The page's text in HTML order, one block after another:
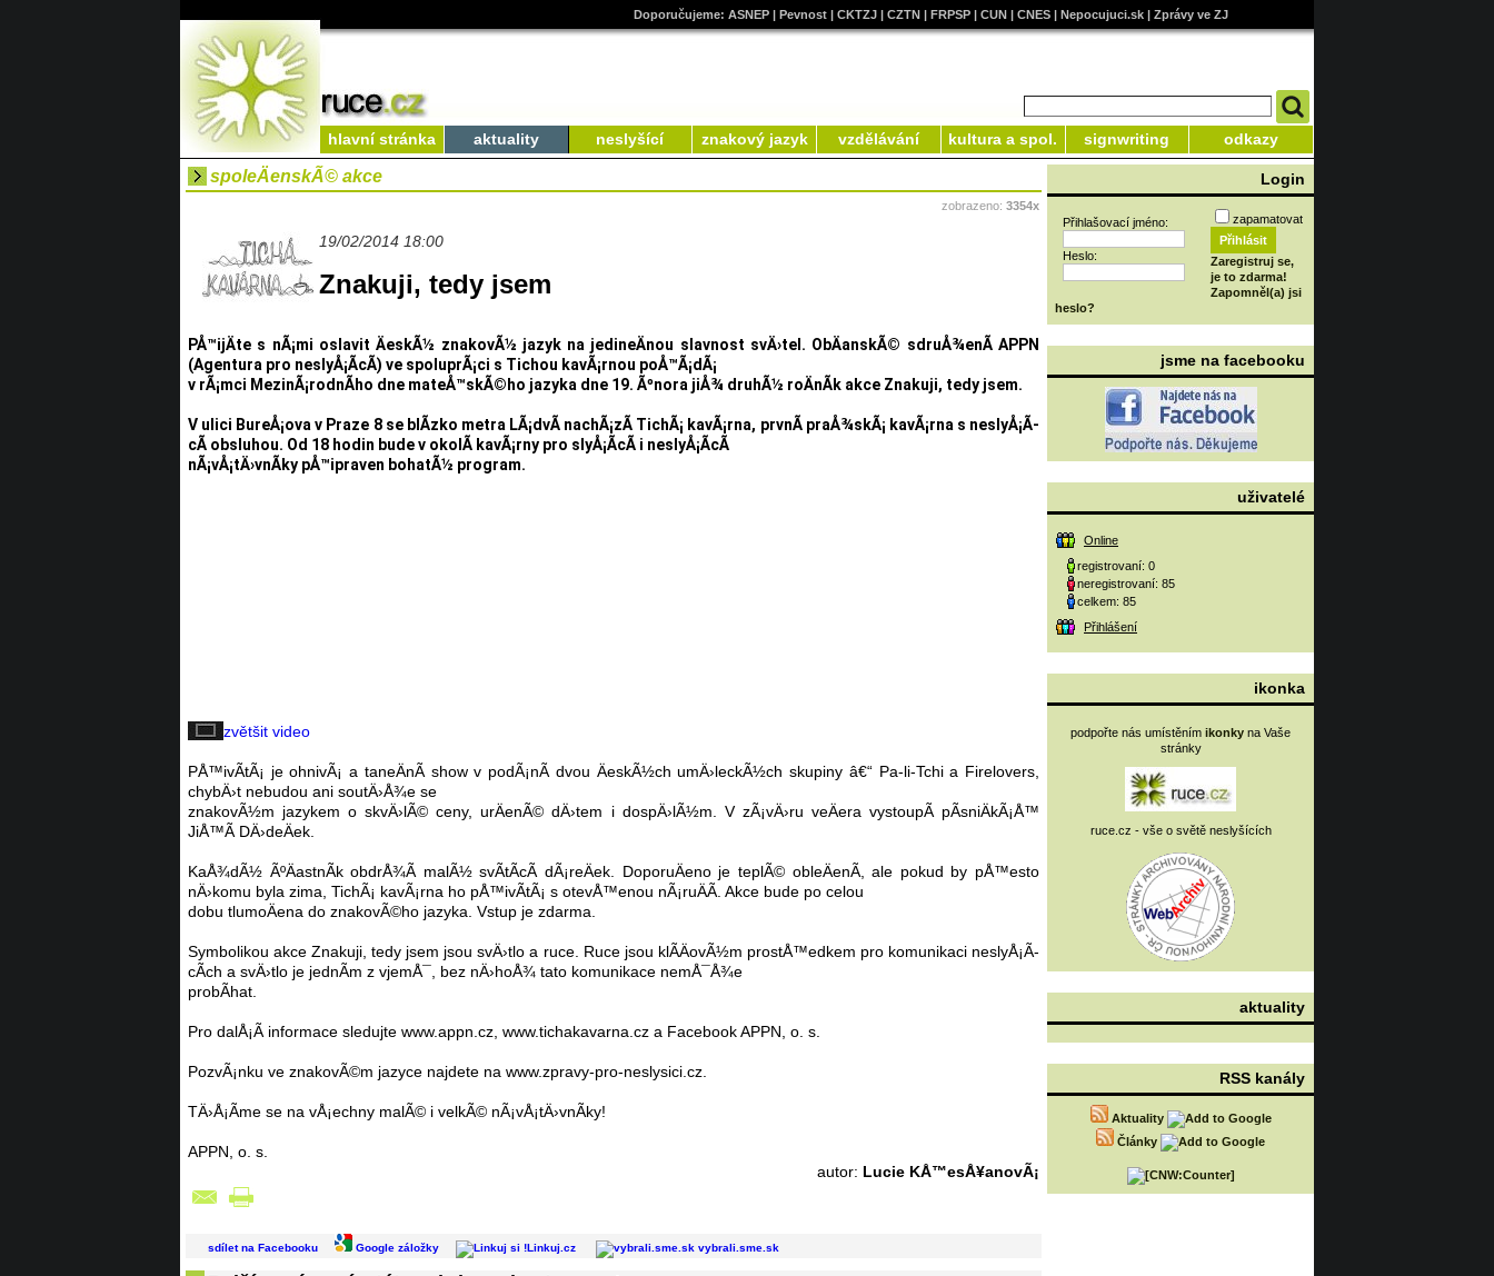
Doporučujeme: ASNEP| Pevnost| CKTZJ| CZTN| FRPSP| CUN| CNES| Nepocujuci.sk| Zprávy ve ZJ
hlavní stránka aktuality neslyšící znakový jazyk vzdělávání kultura a spol. signwriting odkazy
spoleÄenskÃ© akce
zobrazeno: 3354x
19/02/2014 18:00
Znakuji, tedy jsem
PÅ™ijÄte s nÃ¡mi oslavit ÄeskÃ½ znakovÃ½ jazyk na jedineÄnou slavnost svÄ›tel. ObÄanskÃ© sdruÅ¾enÃ­ APPN
(Agentura pro neslyÅ¡Ã­cÃ­) ve spoluprÃ¡ci s Tichou kavÃ¡rnou poÅ™Ã¡dÃ¡
v rÃ¡mci MezinÃ¡rodnÃ­ho dne mateÅ™skÃ©ho jazyka dne 19. Ãºnora jiÅ¾ druhÃ½ roÄnÃ­k akce Znakuji, tedy jsem.
V ulici BureÅ¡ova v Praze 8 se blÃ­zko metra LÃ¡dvÃ­ nachÃ¡zÃ­ TichÃ¡ kavÃ¡rna, prvnÃ­ praÅ¾skÃ¡ kavÃ¡rna s neslyÅ¡Ã­
cÃ­ obsluhou. Od 18 hodin bude v okolÃ­ kavÃ¡rny pro slyÅ¡Ã­cÃ­ i neslyÅ¡Ã­cÃ­
nÃ¡vÅ¡tÄ›vnÃ­ky pÅ™ipraven bohatÃ½ program.
zvětšit video
PÅ™ivÃ­tÃ¡ je ohnivÃ¡ a taneÄnÃ­ show v podÃ¡nÃ­ dvou ÄeskÃ½ch umÄ›leckÃ½ch skupiny â€“ Pa-li-Tchi a Firelovers,
chybÄ›t nebudou ani soutÄ›Å¾e se
znakovÃ½m jazykem o skvÄ›lÃ© ceny, urÄenÃ© dÄ›tem i dospÄ›lÃ½m. V zÃ¡vÄ›ru veÄera vystoupÃ­ pÃ­sniÄkÃ¡Å™
JiÅ™Ã­ DÄ›deÄek.
KaÅ¾dÃ½ ÃºÄastnÃ­k obdrÅ¾Ã­ malÃ½ svÃ­tÃ­cÃ­ dÃ¡reÄek. DoporuÄeno je teplÃ© obleÄenÃ­, ale pokud by pÅ™esto
nÄ›komu byla zima, TichÃ¡ kavÃ¡rna ho pÅ™ivÃ­tÃ¡ s otevÅ™enou nÃ¡ruÄÃ­. Akce bude po celou
dobu tlumoÄena do znakovÃ©ho jazyka. Vstup je zdarma.
Symbolikou akce Znakuji, tedy jsem jsou svÄ›tlo a ruce. Ruce jsou klÃ­ÄovÃ½m prostÅ™edkem pro komunikaci neslyÅ¡Ã­
cÃ­ch a svÄ›tlo je jednÃ­m z vjemÅ¯, bez nÄ›hoÅ¾ tato komunikace nemÅ¯Å¾e
probÃ­hat.
Pro dalÅ¡Ã­ informace sledujte www.appn.cz, www.tichakavarna.cz a Facebook APPN, o. s.
PozvÃ¡nku ve znakovÃ©m jazyce najdete na www.zpravy-pro-neslysici.cz.
TÄ›Å¡Ã­me se na vÅ¡echny malÃ© i velkÃ© nÃ¡vÅ¡tÄ›vnÃ­ky!
APPN, o. s.
autor: Lucie KÅ™esÅ¥anovÃ¡
sdílet na Facebooku Google záložky Linkuj.cz vybrali.sme.sk
Login
Přihlašovací jméno:
Heslo:
zapamatovat
Zaregistruj se,
je to zdarma!
Zapomněl(a) jsi
heslo?
jsme na facebooku
uživatelé
Online
registrovaní: 0
neregistrovaní: 85
celkem: 85
Přihlášení
ikonka
podpořte nás umístěním ikonky na Vaše
stránky
ruce.cz - vše o světě neslyšících
aktuality
RSS kanály
Aktuality
Články